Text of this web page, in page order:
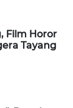
Film Horor
Tayang